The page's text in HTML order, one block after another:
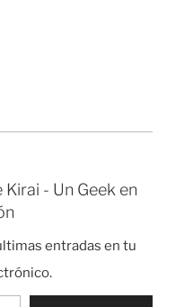
- Un Geek en
entradas en tu